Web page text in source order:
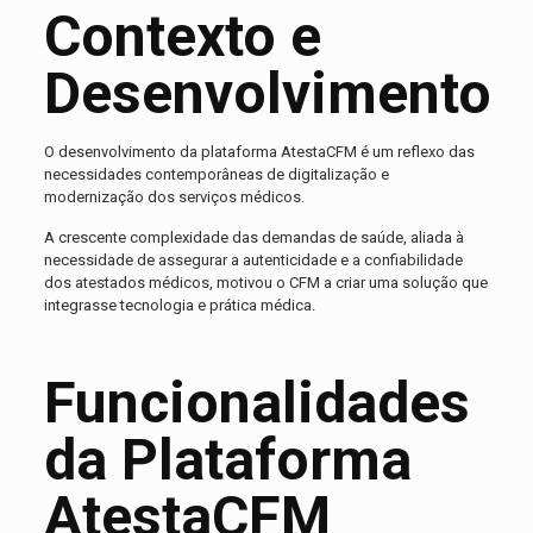
Contexto e
Desenvolvimento
O desenvolvimento da plataforma AtestaCFM é um reflexo das
necessidades contemporâneas de digitalização e
modernização dos serviços médicos.
A crescente complexidade das demandas de saúde, aliada à
necessidade de assegurar a autenticidade e a confiabilidade
dos atestados médicos, motivou o CFM a criar uma solução que
integrasse tecnologia e prática médica.
Funcionalidades
da Plataforma
AtestaCFM